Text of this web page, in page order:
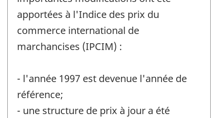
changement
-
apportées à l'Indice des prix du
commerce international de
marchancises (IPCIM) :
- l'année 1997 est devenue l'année de
référence;
- une structure de prix à jour a été